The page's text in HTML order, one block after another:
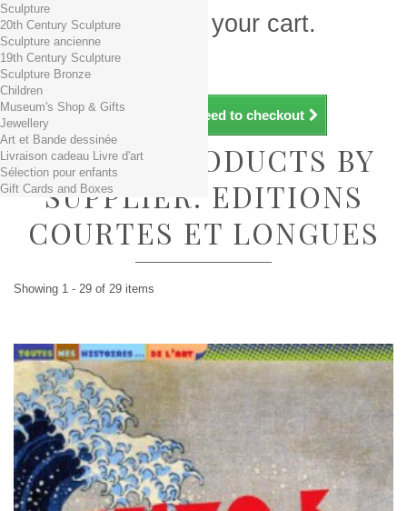
There is 1 item in your cart.
Total products (tax incl.)
Total shipping TTC
Total (tax incl.)
Continue shopping Proceed to checkout
Sculpture
20th Century Sculpture
Sculpture ancienne
19th Century Sculpture
Sculpture Bronze
Children
Museum's Shop & Gifts
Jewellery
Art et Bande dessinée
Livraison cadeau Livre d'art
Sélection pour enfants
Gift Cards and Boxes
LIST OF PRODUCTS BY
SUPPLIER: EDITIONS
COURTES ET LONGUES
Showing 1 - 29 of 29 items